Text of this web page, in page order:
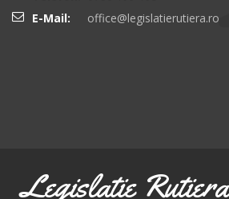
E-Mail:
office@legislatierutiera.ro
Legislatie Rutiera